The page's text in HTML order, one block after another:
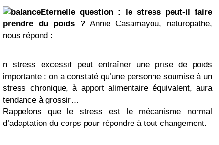
Eternelle question : le stresspeut-il faire
prendre du poids ? Annie Casamayou, naturopathe,
nous répond :
n stress excessif peut entraîner une prise de poids
importante : on a constaté qu’une personne soumise à un
stress chronique, à apport alimentaire équivalent, aura
tendance à grossir…
Rappelons que le stress est le mécanisme normal
d’adaptation du corps pour répondre à tout changement.